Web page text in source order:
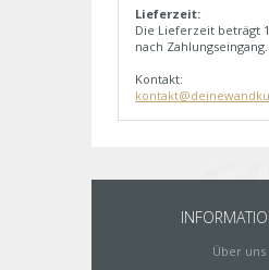
Lieferzeit:
Die Lieferzeit beträgt
nach Zahlungseingang.
Kontakt:
Über uns